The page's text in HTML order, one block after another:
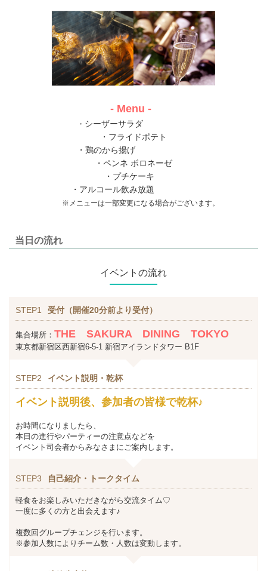
- Menu -
・ シーザーサラダ
・フライドポテト
・鶏のから揚げ
・ペンネ ボロネーゼ
・プチケーキ
・アルコール飲み放題
※メニューは一部変更になる場合がございます。
当日の流れ
イベントの流れ
STEP1 受付（開催20分前より受付）
集合場所： THE SAKURA DINING TOKYO
東京都新宿区西新宿6-5-1 新宿アイランドタワー B1F
STEP2 イベント説明・乾杯
イベント説明後、参加者の皆様で乾杯♪
お時間になりましたら、
本日の進行やパーティーの注意点などを
イベント司会者からみなさまにご案内します。
STEP3 自己紹介・トークタイム
軽食をお楽しみいただきながら交流タイム♡
一度に多くの方と出会えます♪
複数回グループチェンジを行います。
※参加人数によりチーム数・人数は変動します。